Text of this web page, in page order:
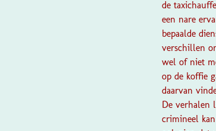
de
een nare
bepaalde
verschillen
wel of niet
op de koffie
daarvan
De verhalen
crimineel